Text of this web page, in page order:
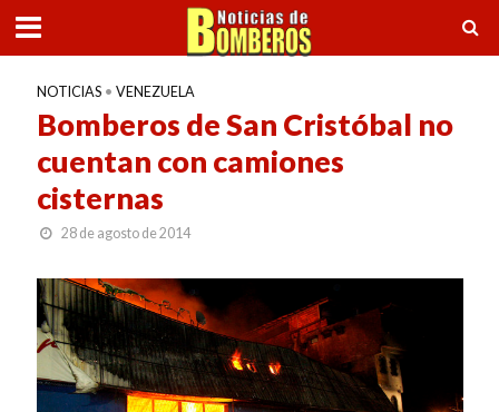
NOTICIAS • VENEZUELA
Bomberos de San Cristóbal no
cuentan con camiones
cisternas
28 de agosto de 2014